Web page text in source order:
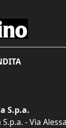
S.p.a.
- Via